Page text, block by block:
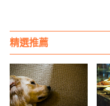
精選推薦